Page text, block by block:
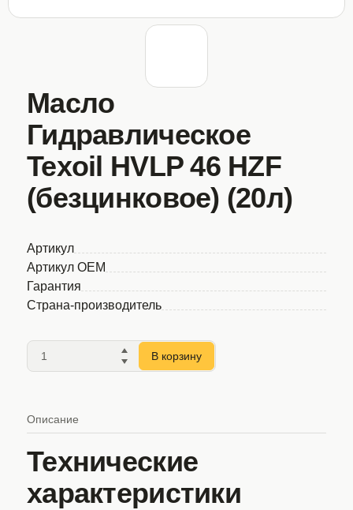
Масло
Гидравлическое
Texoil HVLP 46 HZF
(безцинковое) (20л)
Артикул
Артикул OEM
Гарантия
Страна-производитель
В корзину
Описание
Технические
характеристики